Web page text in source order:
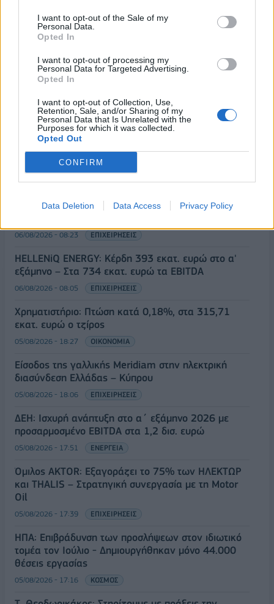
I want to opt-out of the Sale of my
Personal Data.
Opted In
I want to opt-out of processing my
Personal Data for Targeted Advertising.
Opted In
I want to opt-out of Collection, Use,
Retention, Sale, and/or Sharing of my
Personal Data that Is Unrelated with the
Purposes for which it was collected.
Opted Out
CONFIRM
Data Deletion Data Access Privacy Policy
ΡΟΗ ΕΙΔΗΣΕΩΝ
Disney: Πτώση 34,2% στα καθαρά κέρδη του
εννεαμήνου – Στα 7,28 δισ. δολάρια
εξάμηνο, στα 4,3 δισ. ευρώ – Στα 446 εκατ. ευρώ
06/08/2026 - 08:23 ΕΠΙΧΕΙΡΗΣΕΙΣ
HELLENiQ ENERGY: Κέρδη 393 εκατ. ευρώ στο α'
εξάμηνο – Στα 734 εκατ. ευρώ τα EBITDA
06/08/2026 - 08:05 ΕΠΙΧΕΙΡΗΣΕΙΣ
Χρηματιστήριο: Πτώση κατά 0,18%, στα 315,71
εκατ. ευρώ ο τζίρος
05/08/2026 - 18:27 ΟΙΚΟΝΟΜΙΑ
Είσοδος της γαλλικής Meridiam στην ηλεκτρική
διασύνδεση Ελλάδας – Κύπρου
05/08/2026 - 18:06 ΕΠΙΧΕΙΡΗΣΕΙΣ
ΔΕΗ: Ισχυρή ανάπτυξη στο α΄ εξάμηνο 2026 με
προσαρμοσμένο EBITDA στα 1,2 δισ. ευρώ
05/08/2026 - 17:51 ΕΝΕΡΓΕΙΑ
Όμιλος AKTOR: Εξαγοράζει το 75% των ΗΛΕΚΤΩΡ
και THALIS – Στρατηγική συνεργασία με τη Motor
Oil
05/08/2026 - 17:39 ΕΠΙΧΕΙΡΗΣΕΙΣ
ΗΠΑ: Επιβράδυνση των προσλήψεων στον ιδιωτικό
τομέα τον Ιούλιο - Δημιουργήθηκαν μόνο 44.000
θέσεις εργασίας
05/08/2026 - 17:16 ΚΟΣΜΟΣ